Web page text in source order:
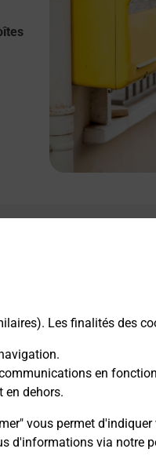
Les finalités des
en
en dehors.
vous permet
d'informations via notre